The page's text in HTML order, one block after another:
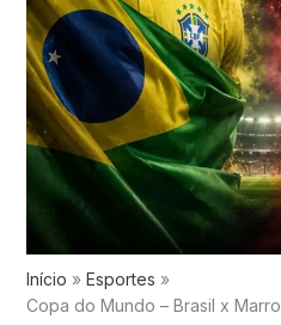
Início
Esportes
Copa do Mundo – Brasil x